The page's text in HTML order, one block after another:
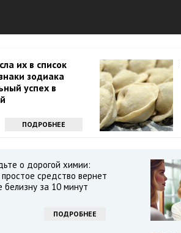
их в список
зодиака
успех в
ПОДРОБНЕЕ
о дорогой химии:
средство вернет
белизну за 10 минут
ПОДРОБНЕЕ